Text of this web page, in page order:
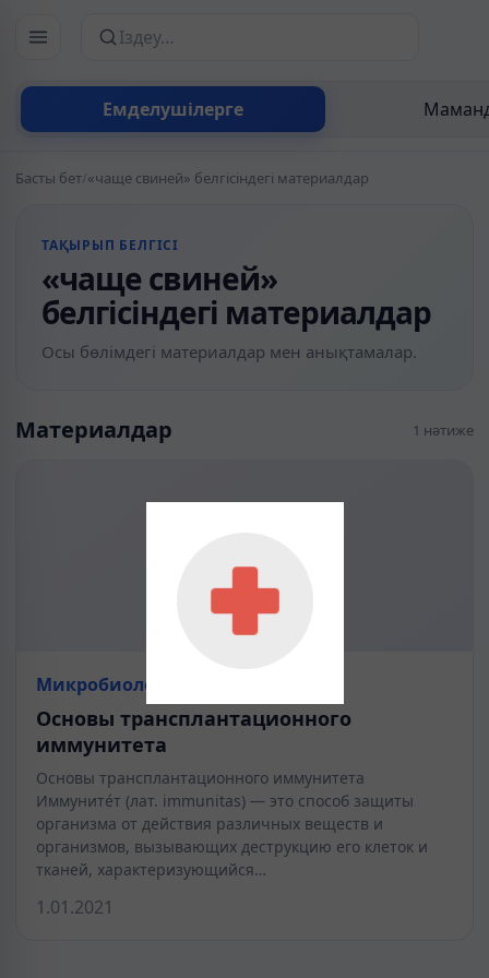
Емделушілерге
Сайттан іздеу
Басты бет/«чаще свиней» белгісіндегі материалдар
ТАҚЫРЫП БЕЛГІСІ
«чаще свиней»
белгісіндегі материалдар
Осы бөлімдегі материалдар мен анықтамалар.
Материалдар 1 нәтиже
Микробиология
Основы трансплантационного
иммунитета
Основы трансплантационного иммунитета
Иммуните́т (лат. immunitas) — это способ защиты
организма от действия различных веществ и
организмов, вызывающих деструкцию его клеток и
тканей, характеризующийся…
1.01.2021